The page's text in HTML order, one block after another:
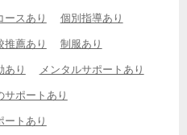
ースあり 個別指導あり
推薦あり 制服あり
あり メンタルサポートあり
サポートあり
ートあり